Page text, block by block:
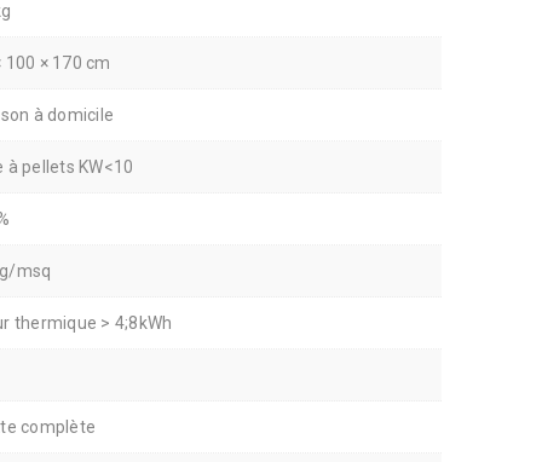
100 × 170 cm
à domicile
à pellets KW<10
msq
thermique > 4;8kWh
complète